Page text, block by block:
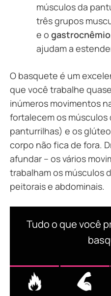
músculos da
três grupos
e o gastrocnêmio
ajudam a
O basquete é um
que você trabalhe
inúmeros movimentos
fortalecem os músculos
panturrilhas) e os
corpo não fica de fora.
afundar – os vários
trabalham os músculos
peitorais e abdominais.
Tudo o que você